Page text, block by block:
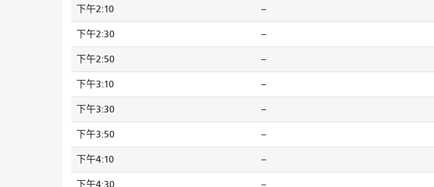
下午2:10 --
下午2:30 --
下午2:50 --
下午3:10 --
下午3:30 --
下午3:50 --
下午4:10 --
下午4:30 --